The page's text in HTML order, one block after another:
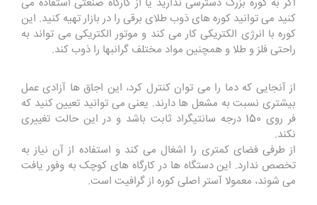
اگر به کوره بزرگ دسترسی ندارید یا از کارگاه صنعتی استفاده می
کنید می توانید کوره های ذوب طلای برقی را در بازار تهیه کنید. این
کوره با انرژی الکتریکی کار می کند و موتور الکتریکی می تواند به
راحتی فلز و طلا و همچنین مواد مختلف گرانبها را ذوب کند.
از آنجایی که دما را می توان کنترل کرد، این اجاق ها آزادی عمل
بیشتری نسبت به مشعل ها دارند. یعنی می توانید تعیین کنید که
فر روی 150 درجه سانتیگراد ثابت باشد و در این حالت تغییری
نکند.
از طرفی فضای کمتری را اشغال می کند و استفاده از آن نیاز به
تخصص ندارد. این دستگاه ها در کارگاه های کوچک به وفور یافت
می شوند، معمولا آستر اصلی کوره از گرافیت است.